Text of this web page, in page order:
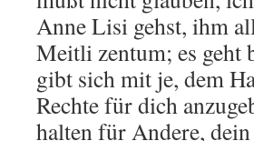
Anne Lisi gehst, ihm
Meitli zentum; es geht
gibt sich mit je, dem
Rechte für dich
halten für Andere,